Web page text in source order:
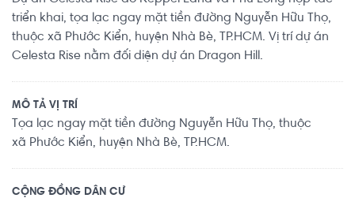
triển khai, tọa lạc ngay mặt tiền đường Nguyễn Hữu Thọ,
thuộc xã Phước Kiển, huyện Nhà Bè, TP.HCM. Vị trí dự án
Celesta Rise nằm đối diện dự án Dragon Hill.
MÔ TẢ VỊ TRÍ
Tọa lạc ngay mặt tiền đường Nguyễn Hữu Thọ, thuộc
xã Phước Kiển, huyện Nhà Bè, TP.HCM.
CỘNG ĐỒNG DÂN CƯ